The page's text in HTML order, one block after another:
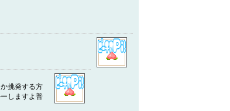
挑発する方
しますよ普